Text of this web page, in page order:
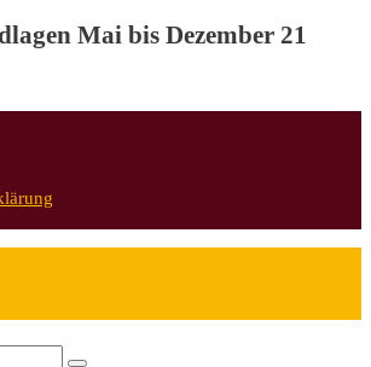
Mai bis Dezember 21